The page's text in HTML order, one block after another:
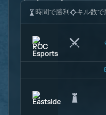
時間で勝利 キル数で